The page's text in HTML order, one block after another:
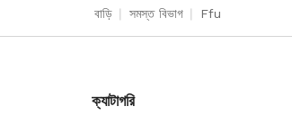
বাড়ি সমস্ত বিভাগ Ffu
ক্যাটাগরি